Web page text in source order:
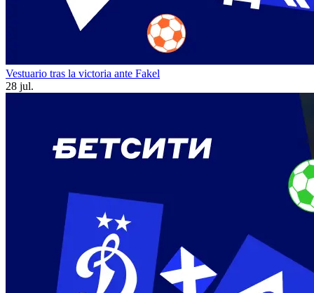
Vestuario tras la victoria ante Fakel
28 jul.